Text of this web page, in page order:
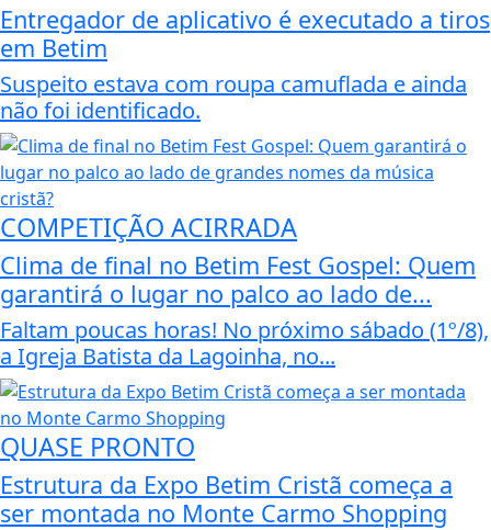
Entregador de aplicativo é executado a tiros
em Betim
Suspeito estava com roupa camuflada e ainda
não foi identificado.
COMPETIÇÃO ACIRRADA
Clima de final no Betim Fest Gospel: Quem
garantirá o lugar no palco ao lado de...
Faltam poucas horas! No próximo sábado (1º/8),
a Igreja Batista da Lagoinha, no...
QUASE PRONTO
Estrutura da Expo Betim Cristã começa a
ser montada no Monte Carmo Shopping